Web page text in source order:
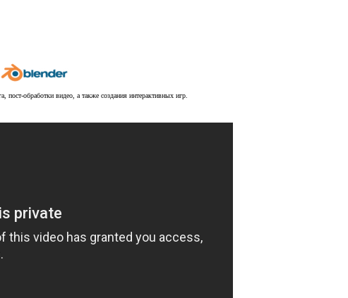
обработки видео, а также создания интерактивных игр.